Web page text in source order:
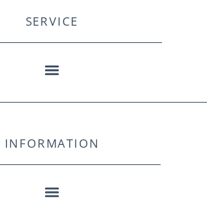
SERVICE
INFORMATION